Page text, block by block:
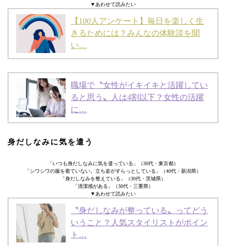
▼あわせて読みたい
【100人アンケート】毎日を楽しく生
きるためには？みんなの体験談を聞
い…
職場で〝女性がイキイキと活躍してい
ると思う〟人は4割以下？女性の活躍
に…
身だしなみに気を遣う
「いつも身だしなみに気を遣っている」（30代・東京都）
「シワシワの服を着ていない。立ち姿がすらっとしている」（40代・新潟県）
「身だしなみを整えている」（30代・茨城県）
「清潔感がある」（30代・三重県）
▼あわせて読みたい
〝身だしなみが整っている〟ってどう
いうこと？人気スタイリストがポイン
ト…